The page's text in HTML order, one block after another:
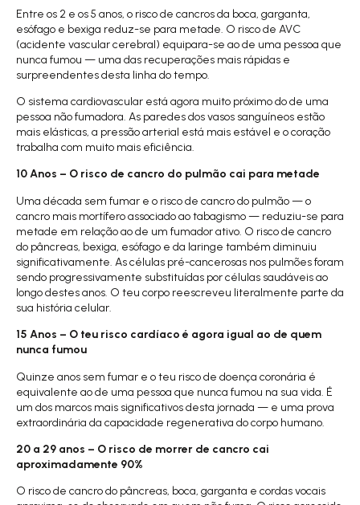
Entre os 2 e os 5 anos, o risco de cancros da boca, garganta,
esófago e bexiga reduz-se para metade. O risco de AVC
(acidente vascular cerebral) equipara-se ao de uma pessoa que
nunca fumou — uma das recuperações mais rápidas e
surpreendentes desta linha do tempo.
O sistema cardiovascular está agora muito próximo do de uma
pessoa não fumadora. As paredes dos vasos sanguíneos estão
mais elásticas, a pressão arterial está mais estável e o coração
trabalha com muito mais eficiência.
10 Anos – O risco de cancro do pulmão cai para metade
Uma década sem fumar e o risco de cancro do pulmão — o
cancro mais mortífero associado ao tabagismo — reduziu-se para
metade em relação ao de um fumador ativo. O risco de cancro
do pâncreas, bexiga, esófago e da laringe também diminuiu
significativamente. As células pré-cancerosas nos pulmões foram
sendo progressivamente substituídas por células saudáveis ao
longo destes anos. O teu corpo reescreveu literalmente parte da
sua história celular.
15 Anos – O teu risco cardíaco é agora igual ao de quem
nunca fumou
Quinze anos sem fumar e o teu risco de doença coronária é
equivalente ao de uma pessoa que nunca fumou na sua vida. É
um dos marcos mais significativos desta jornada — e uma prova
extraordinária da capacidade regenerativa do corpo humano.
20 a 29 anos – O risco de morrer de cancro cai
aproximadamente 90%
O risco de cancro do pâncreas, boca, garganta e cordas vocais